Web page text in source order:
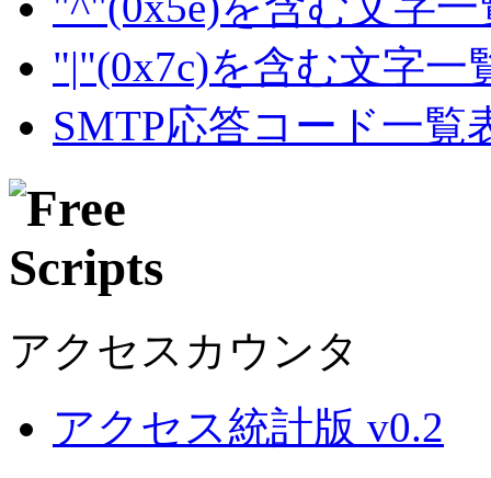
"|"(0x7c)を含む文字一
SMTP応答コード一覧
アクセスカウンタ
アクセス統計版 v0.2